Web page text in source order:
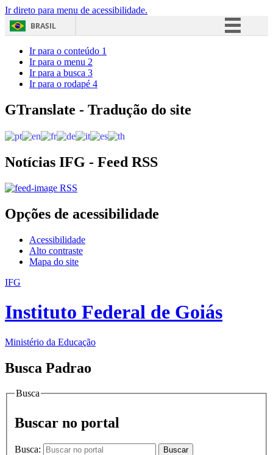
Ir direto para menu de acessibilidade.
BRASIL
Acesso à informação
Ir para o conteúdo 1
Ir para o menu 2
Ir para a busca 3
Ir para o rodapé 4
GTranslate - Tradução do site
Notícias IFG - Feed RSS
RSS
Opções de acessibilidade
Acessibilidade
Alto contraste
Mapa do site
IFG
Instituto Federal de Goiás
Ministério da Educação
Busca Padrao
Busca
Buscar no portal
Busca: Buscar